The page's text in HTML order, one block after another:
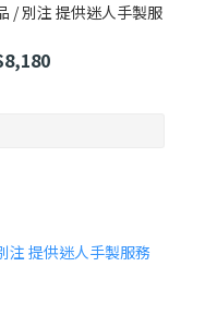
/ 別注 提供迷人手製服